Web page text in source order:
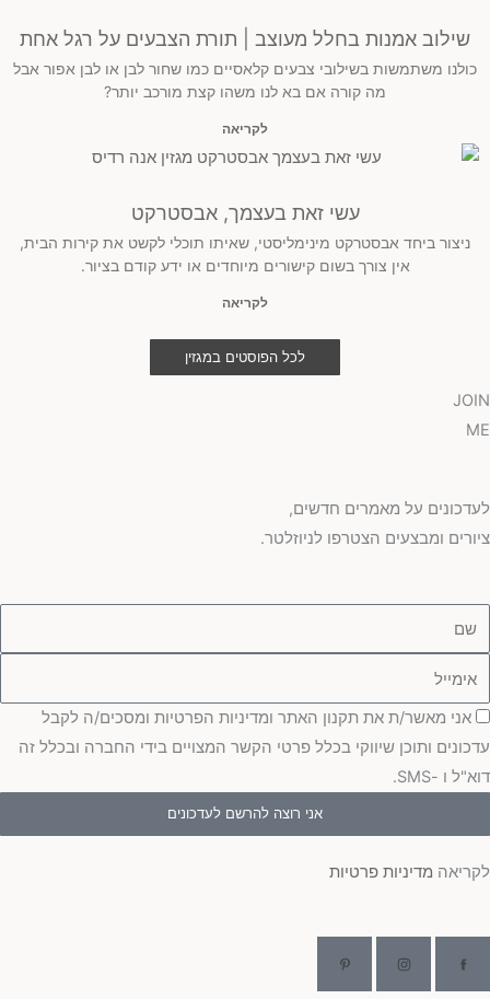
שילוב אמנות בחלל מעוצב | תורת הצבעים על רגל אחת
כולנו משתמשות בשילובי צבעים קלאסיים כמו שחור לבן או לבן אפור אבל
מה קורה אם בא לנו משהו קצת מורכב יותר?
לקריאה
עשי זאת בעצמך, אבסטרקט
ניצור ביחד אבסטרקט מינימליסטי, שאיתו תוכלי לקשט את קירות הבית,
אין צורך בשום קישורים מיוחדים או ידע קודם בציור.
לקריאה
לכל הפוסטים במגזין
JOIN
ME
לעדכונים על מאמרים חדשים,
ציורים ומבצעים הצטרפו לניוזלטר.
הסכמה
אני מאשר/ת את תקנון האתר ומדיניות הפרטיות ומסכים/ה לקבל
עדכונים ותוכן שיווקי בכלל פרטי הקשר המצויים בידי החברה ובכלל זה
דוא"ל ו -SMS.
אני רוצה להרשם לעדכונים
לקריאה מדיניות פרטיות